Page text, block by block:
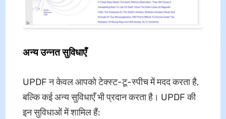
अन्य उन्नत सुविधाएँ
UPDF न केवल आपको टेक्स्ट-टू-स्पीच में मदद करता है,
बल्कि कई अन्य सुविधाएँ भी प्रदान करता है। UPDF की
इन सुविधाओं में शामिल हैं: